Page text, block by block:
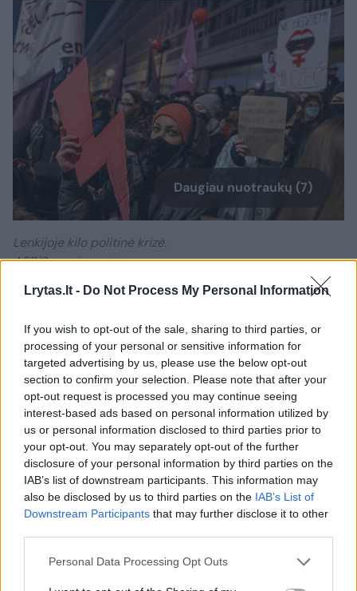
Lrytas.lt - Do Not Process My Personal Information
If you wish to opt-out of the sale, sharing to third parties, or
processing of your personal or sensitive information for
targeted advertising by us, please use the below opt-out
section to confirm your selection. Please note that after your
opt-out request is processed you may continue seeing
interest-based ads based on personal information utilized by
us or personal information disclosed to third parties prior to
your opt-out. You may separately opt-out of the further
disclosure of your personal information by third parties on the
IAB’s list of downstream participants. This information may
also be disclosed by us to third parties on the IAB’s List of
Downstream Participants that may further disclose it to other
Personal Data Processing Opt Outs
Daugiau nuotraukų (7)
Lenkijoje kilo politinė krizė.
AFP/Scanpix nuotr.
teigia, jog TFP veikla yra grindžiama
vienuolišku gyvenimo būdu bei neginčijamu
P.C.de Oliveiros ir Marijos kultu.
Mirus įkūrėjui TFP santykiai su Brazilijos
bažnyčia ir Vatikanu pagerėjo, o organizacija
ėmė populiarėti kitose šalyse, ypač
Prancūzijoje. Iš čia ji ėmė inicijuoti radikalių
katalikiškų organizacijų steigimą kitose ES
šalyse.